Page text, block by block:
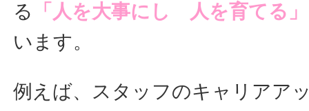
る
「人を大事にし 人を育てる」
います。
例えば、スタッフのキャリアア